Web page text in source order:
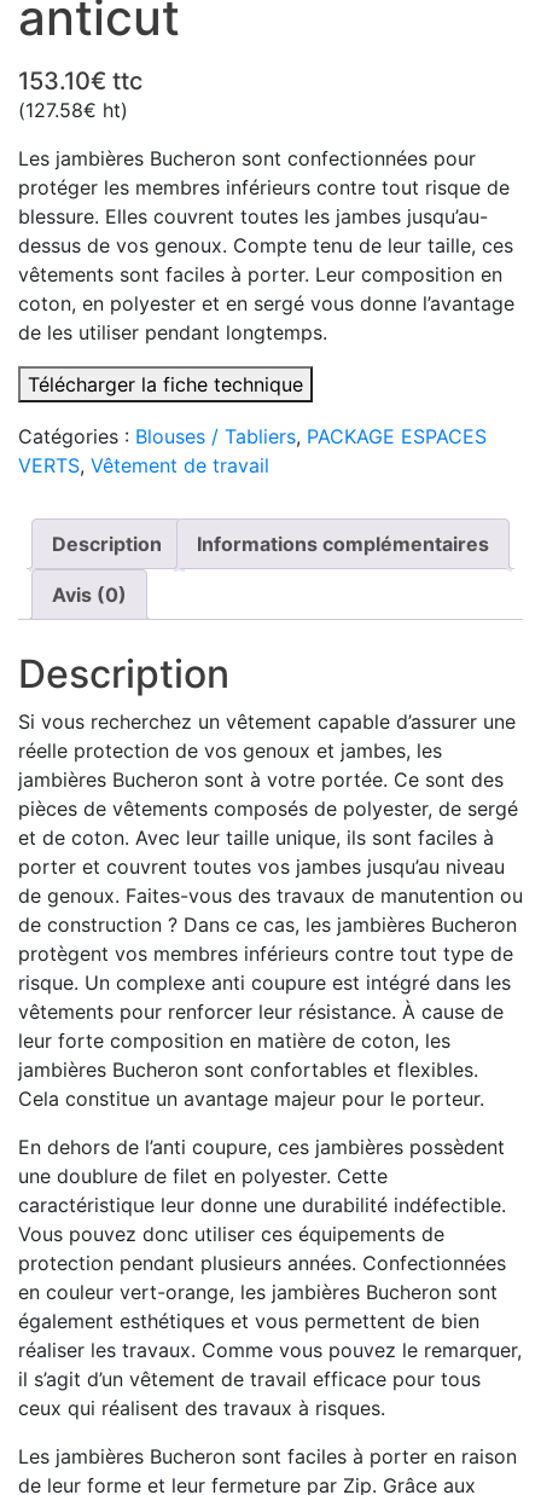
anticut
153.10€ ttc
(127.58€ ht)
Les jambières Bucheron sont confectionnées pour
protéger les membres inférieurs contre tout risque de
blessure. Elles couvrent toutes les jambes jusqu’au-
dessus de vos genoux. Compte tenu de leur taille, ces
vêtements sont faciles à porter. Leur composition en
coton, en polyester et en sergé vous donne l’avantage
de les utiliser pendant longtemps.
Télécharger la fiche technique
Catégories : Blouses / Tabliers, PACKAGE ESPACES
VERTS, Vêtement de travail
Description Informations complémentaires
Avis (0)
Description
Si vous recherchez un vêtement capable d’assurer une
réelle protection de vos genoux et jambes, les
jambières Bucheron sont à votre portée. Ce sont des
pièces de vêtements composés de polyester, de sergé
et de coton. Avec leur taille unique, ils sont faciles à
porter et couvrent toutes vos jambes jusqu’au niveau
de genoux. Faites-vous des travaux de manutention ou
de construction ? Dans ce cas, les jambières Bucheron
protègent vos membres inférieurs contre tout type de
risque. Un complexe anti coupure est intégré dans les
vêtements pour renforcer leur résistance. À cause de
leur forte composition en matière de coton, les
jambières Bucheron sont confortables et flexibles.
Cela constitue un avantage majeur pour le porteur.
En dehors de l’anti coupure, ces jambières possèdent
une doublure de filet en polyester. Cette
caractéristique leur donne une durabilité indéfectible.
Vous pouvez donc utiliser ces équipements de
protection pendant plusieurs années. Confectionnées
en couleur vert-orange, les jambières Bucheron sont
également esthétiques et vous permettent de bien
réaliser les travaux. Comme vous pouvez le remarquer,
il s’agit d’un vêtement de travail efficace pour tous
ceux qui réalisent des travaux à risques.
Les jambières Bucheron sont faciles à porter en raison
de leur forme et leur fermeture par Zip. Grâce aux